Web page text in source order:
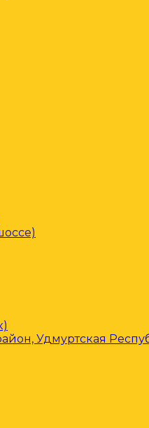
Удмуртская